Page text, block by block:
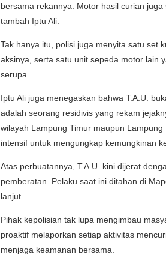
bersama rekannya. Motor hasil curian
tambah Iptu Ali.
Tak hanya itu, polisi juga menyita satu set
aksinya, serta satu unit sepeda motor lain
serupa.
Iptu Ali juga menegaskan bahwa T.A.U.
adalah seorang residivis yang rekam
wilayah Lampung Timur maupun
intensif untuk mengungkap kemungkinan
Atas perbuatannya, T.A.U. kini dijerat
pemberatan. Pelaku saat ini ditahan di
lanjut.
Pihak kepolisian tak lupa mengimbau
proaktif melaporkan setiap aktivitas
menjaga keamanan bersama.